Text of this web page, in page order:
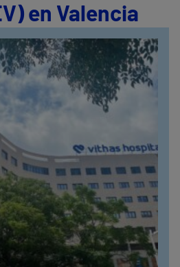
en Valencia